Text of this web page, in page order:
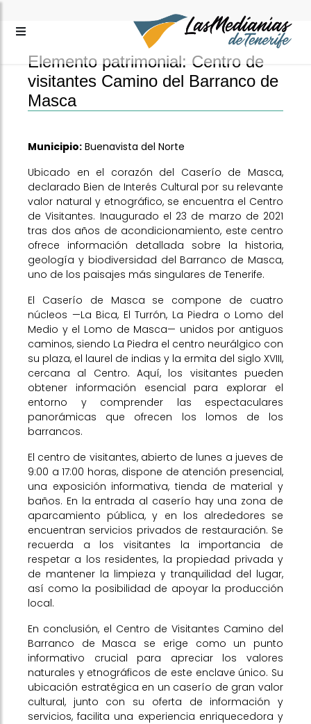
Elemento patrimonial: Centro de
visitantes Camino del Barranco de
Masca
Municipio: Buenavista del Norte
Ubicado en el corazón del Caserío de Masca,
declarado Bien de Interés Cultural por su relevante
valor natural y etnográfico, se encuentra el Centro
de Visitantes. Inaugurado el 23 de marzo de 2021
tras dos años de acondicionamiento, este centro
ofrece información detallada sobre la historia,
geología y biodiversidad del Barranco de Masca,
uno de los paisajes más singulares de Tenerife.
El Caserío de Masca se compone de cuatro
núcleos —La Bica, El Turrón, La Piedra o Lomo del
Medio y el Lomo de Masca— unidos por antiguos
caminos, siendo La Piedra el centro neurálgico con
su plaza, el laurel de indias y la ermita del siglo XVIII,
cercana al Centro. Aquí, los visitantes pueden
obtener información esencial para explorar el
entorno y comprender las espectaculares
panorámicas que ofrecen los lomos de los
barrancos.
El centro de visitantes, abierto de lunes a jueves de
9:00 a 17:00 horas, dispone de atención presencial,
una exposición informativa, tienda de material y
baños. En la entrada al caserío hay una zona de
aparcamiento pública, y en los alrededores se
encuentran servicios privados de restauración. Se
recuerda a los visitantes la importancia de
respetar a los residentes, la propiedad privada y
de mantener la limpieza y tranquilidad del lugar,
así como la posibilidad de apoyar la producción
local.
En conclusión, el Centro de Visitantes Camino del
Barranco de Masca se erige como un punto
informativo crucial para apreciar los valores
naturales y etnográficos de este enclave único. Su
ubicación estratégica en un caserío de gran valor
cultural, junto con su oferta de información y
servicios, facilita una experiencia enriquecedora y